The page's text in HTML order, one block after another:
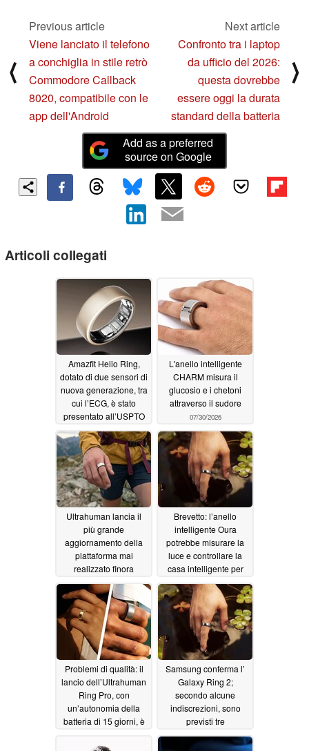
⟨
Previous article
Viene lanciato il telefono
a conchiglia in stile retrò
Commodore Callback
8020, compatibile con le
app dell'Android
Next article
Confronto tra i laptop
da ufficio del 2026:
questa dovrebbe
essere oggi la durata
standard della batteria
⟩
Add as a preferred
source on Google
Articoli collegati
Amazfit Helio Ring,
dotato di due sensori di
nuova generazione, tra
cui l’ECG, è stato
presentato all’USPTO
07/31/2026
L'anello intelligente
CHARM misura il
glucosio e i chetoni
attraverso il sudore
07/30/2026
Ultrahuman lancia il
più grande
aggiornamento della
piattaforma mai
realizzato finora
07/25/2026
Brevetto: l’anello
intelligente Oura
potrebbe misurare la
luce e controllare la
casa intelligente per
migliorare il sonno
07/17/2026
Problemi di qualità: il
lancio dell’Ultrahuman
Ring Pro, con
un’autonomia della
batteria di 15 giorni, è
Samsung conferma l’
Galaxy Ring 2;
secondo alcune
indiscrezioni, sono
previsti tre
aggiornamenti